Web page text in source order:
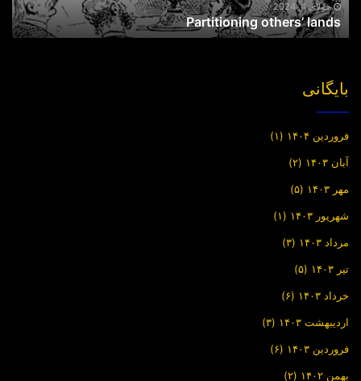
جولای 4, 2024
Partitioning others’ lands
بایگانی
فروردین ۱۴۰۴ (۱)
آبان ۱۴۰۳ (۲)
مهر ۱۴۰۳ (۵)
شهریور ۱۴۰۳ (۱)
مرداد ۱۴۰۳ (۳)
تیر ۱۴۰۳ (۵)
خرداد ۱۴۰۳ (۶)
اردیبهشت ۱۴۰۳ (۳)
فروردین ۱۴۰۳ (۶)
بهمن ۱۴۰۲ (۲)